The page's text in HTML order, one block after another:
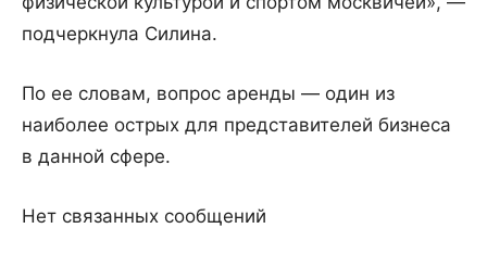
подчеркнула Силина.
По ее словам, вопрос аренды — один из
наиболее острых для представителей бизнеса
в данной сфере.
Нет связанных сообщений